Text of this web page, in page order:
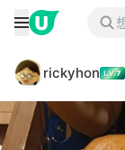
rickyhon